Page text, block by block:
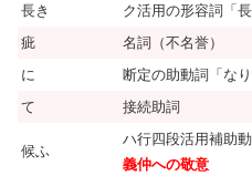
長き
ク活用の形容詞「
疵
名詞（不名誉）
に
断定の助動詞「な
て
接続助詞
候ふ
ハ行四段活用補助
義仲への敬意